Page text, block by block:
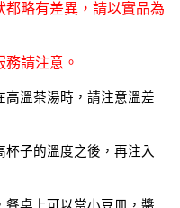
略有差異，請以實品為
請注意。
高溫茶湯時，請注意溫差
子的溫度之後，再注入